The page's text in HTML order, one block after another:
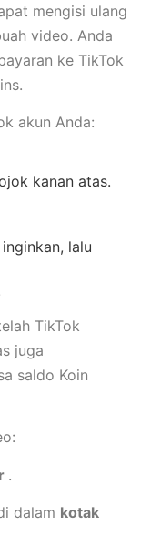
mengisi ulang
video. Anda
ke TikTok
akun Anda:
kanan atas.
lalu
TikTok
juga
saldo Koin
.
dalam kotak